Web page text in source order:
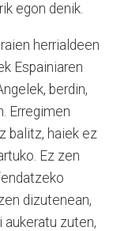
egon denik.
herrialdeen
Espainiaren
berdin,
Erregimen
balitz, haiek ez
Ez zen
dizutenean,
aukeratu zuten,